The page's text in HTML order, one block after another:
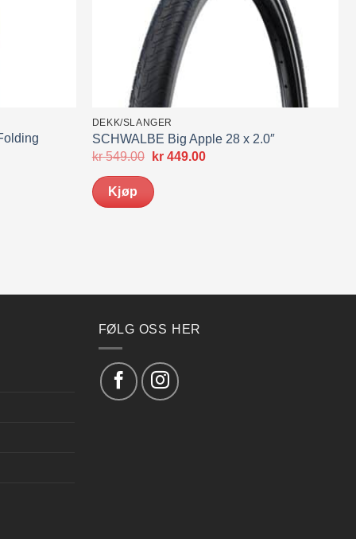
DEKK/SLANGER
SCHWALBE Big Apple 28 x 2.0″
kr549.00
Opprinnelig
var:
kr 549.00.
kr449.00Nåværende
Kjøp
FØLG OSS HER